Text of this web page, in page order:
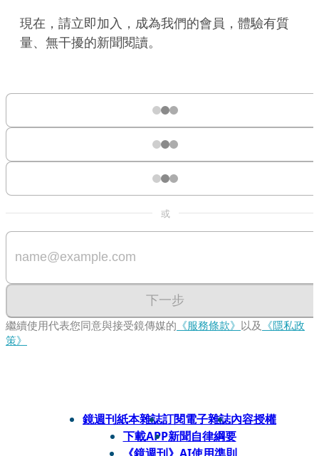
現在，請立即加入，成為我們的會員，體驗有質
量、無干擾的新聞閱讀。
或
下一步
繼續使用代表您同意與接受鏡傳媒的 《服務條款》 以及 《隱私政
策》
鏡週刊紙本雜誌訂閱電子雜誌內容授權
下載APP新聞自律綱要